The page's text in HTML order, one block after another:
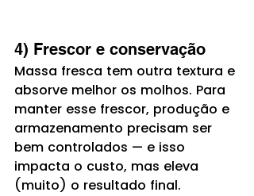
4) Frescor e conservação
Massa fresca tem outra textura e
absorve melhor os molhos. Para
manter esse frescor, produção e
armazenamento precisam ser
bem controlados — e isso
impacta o custo, mas eleva
(muito) o resultado final.